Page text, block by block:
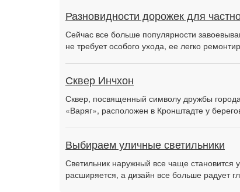
Разновидности дорожек для
Сейчас все больше популярности
не требует особого ухода, ее легко
Сквер Инчхон
Сквер, посвященный символу дружбы
«Варяг», расположен в Кронштадте у
Выбираем уличные светильники
Светильник наружный все чаще
расширяется, а дизайн все больше радует